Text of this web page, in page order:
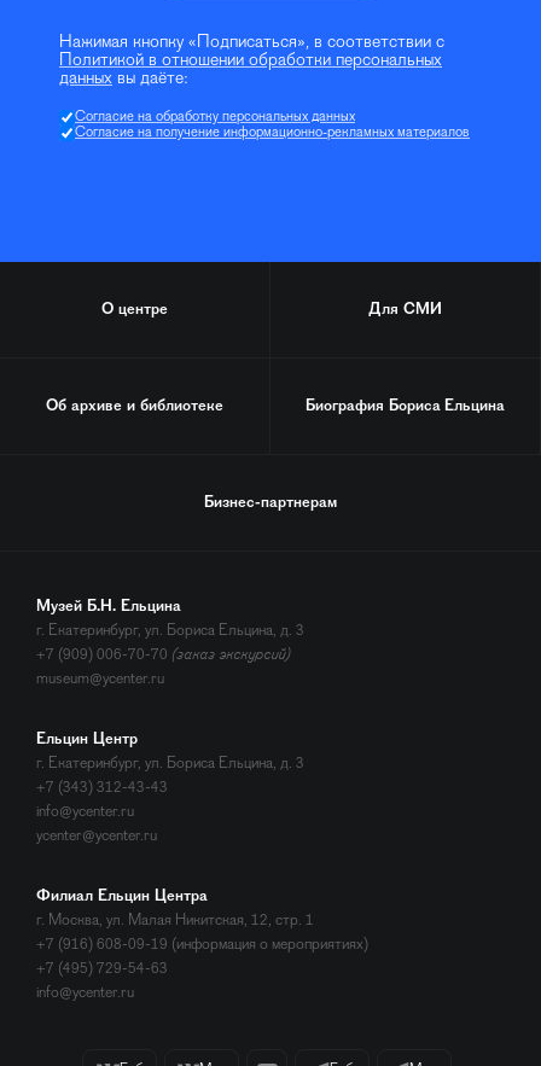
Нажимая кнопку «Подписаться», в соответствии с
Политикой в отношении обработки персональных
данных вы даёте:
Согласие на обработку персональных данных
Согласие на получение информационно-рекламных материалов
О центре Для СМИ
Об архиве и библиотеке Биография Бориса Ельцина
Бизнес-партнерам
Музей Б.Н. Ельцина
г. Екатеринбург, ул. Бориса Ельцина, д. 3
+7 (909) 006-70-70 (заказ экскурсий)
museum@ycenter.ru
Ельцин Центр
г. Екатеринбург, ул. Бориса Ельцина, д. 3
+7 (343) 312-43-43
info@ycenter.ru
ycenter@ycenter.ru
Филиал Ельцин Центра
г. Москва, ул. Малая Никитская, 12, стр. 1
+7 (916) 608-09-19 (информация о мероприятиях)
+7 (495) 729-54-63
info@ycenter.ru